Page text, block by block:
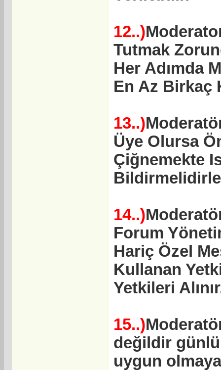
12..)
Tutmak
Her Adımda
En Az Birkaç
13..)
Üye Olursa
Çiğnemekte
14..)
Forum
Hariç Özel
Kullanan
Yetkileri
15..)
değildir
uygun